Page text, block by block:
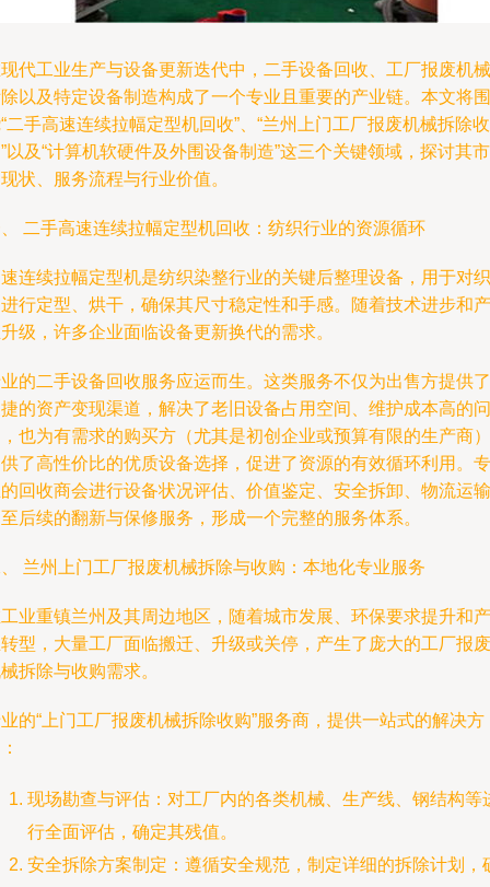
代工业生产与设备更新迭代中，二手设备回收、工厂报废机械
以及特定设备制造构成了一个专业且重要的产业链。本文将围
二手高速连续拉幅定型机回收”、“兰州上门工厂报废机械拆除收
以及“计算机软硬件及外围设备制造”这三个关键领域，探讨其市
状、服务流程与行业价值。
二手高速连续拉幅定型机回收：纺织行业的资源循环
连续拉幅定型机是纺织染整行业的关键后整理设备，用于对织
行定型、烘干，确保其尺寸稳定性和手感。随着技术进步和产
级，许多企业面临设备更新换代的需求。
的二手设备回收服务应运而生。这类服务不仅为出售方提供了
的资产变现渠道，解决了老旧设备占用空间、维护成本高的问
也为有需求的购买方（尤其是初创企业或预算有限的生产商）
了高性价比的优质设备选择，促进了资源的有效循环利用。专
回收商会进行设备状况评估、价值鉴定、安全拆卸、物流运输
后续的翻新与保修服务，形成一个完整的服务体系。
兰州上门工厂报废机械拆除与收购：本地化专业服务
业重镇兰州及其周边地区，随着城市发展、环保要求提升和产
型，大量工厂面临搬迁、升级或关停，产生了庞大的工厂报废
拆除与收购需求。
的“上门工厂报废机械拆除收购”服务商，提供一站式的解决方
现场勘查与评估：对工厂内的各类机械、生产线、钢结构等
行全面评估，确定其残值。
安全拆除方案制定：遵循安全规范，制定详细的拆除计划，